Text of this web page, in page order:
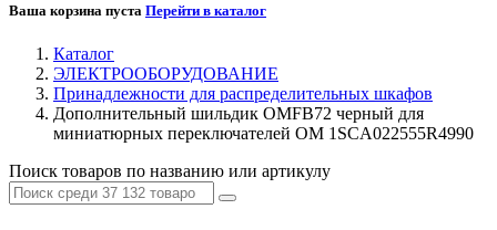
Ваша корзина пуста Перейти в каталог
Каталог
ЭЛЕКТРООБОРУДОВАНИЕ
Принадлежности для распределительных шкафов
Дополнительный шильдик OMFB72 черный для
миниатюрных переключателей OM 1SCA022555R4990
Поиск товаров по названию или артикулу